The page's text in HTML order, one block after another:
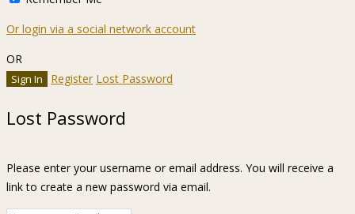
Or login via a social network account
OR
Register Lost Password
Lost Password
Please enter your username or email address. You will receive a
link to create a new password via email.